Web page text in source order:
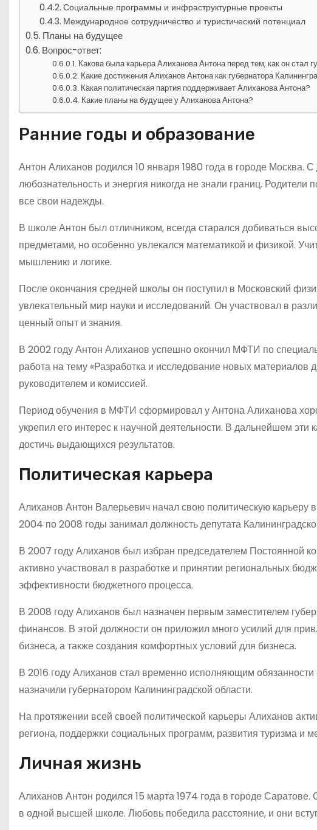
Социальные программы и инфраструктурные проекты
Международное сотрудничество и туристический потенциал
Планы на будущее
Вопрос-ответ:
Какова была карьера Алиханова Антона перед тем, как он стал
Какие достижения Алиханов Антона как губернатора
Какая политическая партия поддерживает Алиханова Антона?
Какие планы на будущее у Алиханова Антона?
Ранние годы и образование
Антон Алиханов родился 10 января 1980 года в городе Москва. С
любознательность и энергия никогда не знали границ.
все свои надежды.
В школе Антон был отличником, всегда старался добиваться
предметами, но особенно увлекался математикой и физикой.
мышлению и логике.
После окончания средней школы он поступил в Московский
увлекательный мир науки и исследований. Он участвовал в
ценный опыт и знания.
В 2002 году Антон Алиханов успешно окончил МФТИ по
работа на тему «Разработка и исследование новых
руководителем и комиссией.
Период обучения в МФТИ сформировал у Антона Алиханова
укрепил его интерес к научной деятельности. В дальнейшем
достичь выдающихся результатов.
Политическая карьера
Алиханов Антон Валерьевич начал свою политическую карьеру
2004 по 2008 годы занимал должность депутата
В 2007 году Алиханов был избран председателем Постоянной
активно участвовал в разработке и принятии региональных
эффективности бюджетного процесса.
В 2008 году Алиханов был назначен первым заместителем
финансов. В этой должности он приложил много усилий для
бизнеса, а также создания комфортных условий для бизнеса.
В 2016 году Алиханов стал временно исполняющим обязанности
назначили губернатором Калининградской области.
На протяжении всей своей политической карьеры Алиханов
региона, поддержки социальных программ, развития туризма и
Личная жизнь
Алиханов Антон родился 15 марта 1974 года в городе Саратове.
в одной высшей школе. Любовь победила расстояние, и они